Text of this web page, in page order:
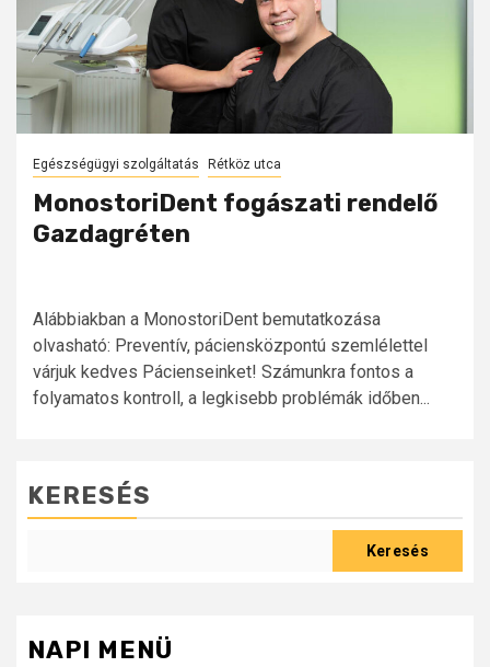
Egészségügyi szolgáltatás Rétköz utca
MonostoriDent fogászati rendelő
Gazdagréten
Alábbiakban a MonostoriDent bemutatkozása
olvasható: Preventív, páciensközpontú szemlélettel
várjuk kedves Pácienseinket! Számunkra fontos a
folyamatos kontroll, a legkisebb problémák időben...
KERESÉS
Keresés
NAPI MENÜ